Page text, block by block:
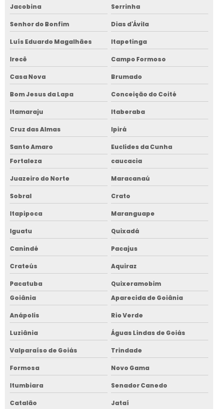
Jacobina Serrinha
Senhor do Bonfim Dias d'Ávila
Luís Eduardo Magalhães Itapetinga
Irecê Campo Formoso
Casa Nova Brumado
Bom Jesus da Lapa Conceição do Coité
Itamaraju Itaberaba
Cruz das Almas Ipirá
Santo Amaro
Euclides da Cunha
Fortaleza
caucacia
Juazeiro do Norte Maracanaú
Sobral Crato
Itapipoca Maranguape
Iguatu Quixadá
Canindé Pacajus
Crateús Aquiraz
Pacatuba
Quixeramobim
Goiânia
Aparecida de Goiânia
Anápolis Rio Verde
Luziânia Águas Lindas de Goiás
Valparaíso de Goiás Trindade
Formosa Novo Gama
Itumbiara Senador Canedo
Catalão Jataí